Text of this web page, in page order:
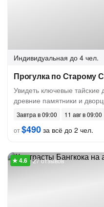
Индивидуальная до 4 чел.
Прогулка по Старому
Увидеть ключевые тайские
древние памятники и
Завтра в 09:00
11 авг в 09:00
от$490 за всё до 2 чел.
27 отзывов